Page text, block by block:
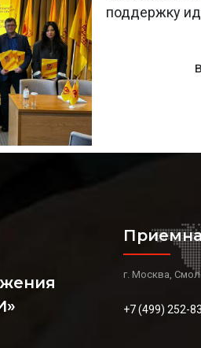
поддержку
г. Москва,
+7 (499) 252-